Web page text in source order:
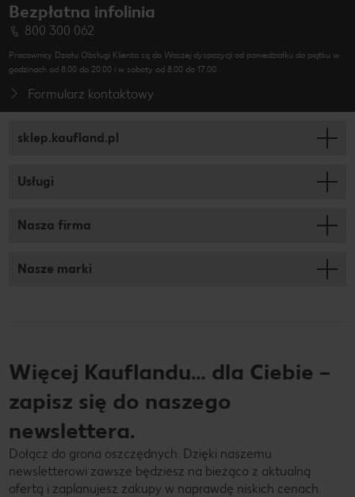
Bezpłatna infolinia
800 300 062
Pracownicy Działu Obsługi Klienta są do Waszej dyspozycji od poniedziałku do piątku w
godzinach od 8.00 do 20.00 i w soboty od 8.00 do 17.00.
Formularz kontaktowy
sklep.kaufland.pl
Usługi
Nasza firma
Nasze marki
Więcej Kauflandu… dla Ciebie –
zapisz się do naszego
newslettera.
Dołącz do grona oszczędnych. Dzięki naszemu
newsletterowi zawsze będziesz na bieżąco z aktualną
ofertą i zaplanujesz zakupy w naprawdę niskich cenach.